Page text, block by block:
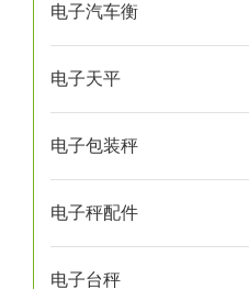
电子汽车衡
电子天平
电子包装秤
电子秤配件
电子台秤